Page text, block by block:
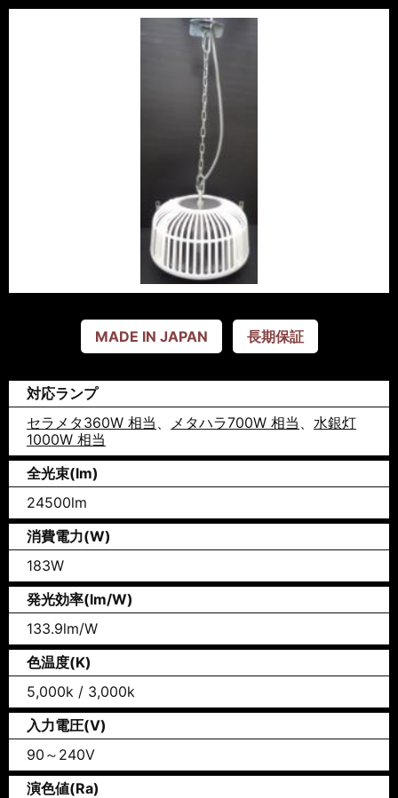
MADE IN JAPAN 長期保証
対応ランプ
セラメタ360W 相当 、 メタハラ700W 相当 、 水銀灯
1000W 相当
全光束(lm)
24500lm
消費電力(W)
183W
発光効率(lm/W)
133.9lm/W
色温度(K)
5,000k / 3,000k
入力電圧(V)
90～240V
演色値(Ra)